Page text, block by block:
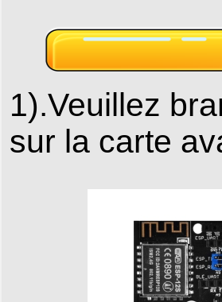
1).Veuillez
sur la carte